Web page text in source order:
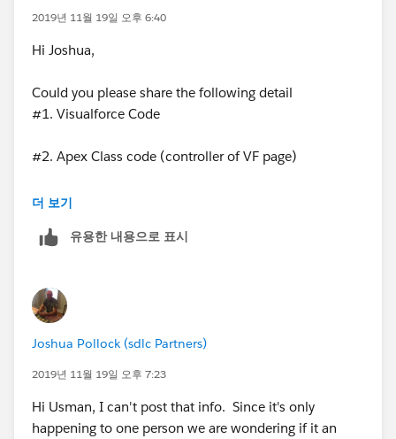
2019년 11월 19일 오후 6:40
Hi Joshua,
Could you please share the following detail
#1. Visualforce Code
#2. Apex Class code (controller of VF page)
#3. Screenshot of picklist options
Best Regards
더 보기
유용한 내용으로 표시
Joshua Pollock (sdlc Partners)
2019년 11월 19일 오후 7:23
Hi Usman, I can't post that info. Since it's only
happening to one person we are wondering if it an